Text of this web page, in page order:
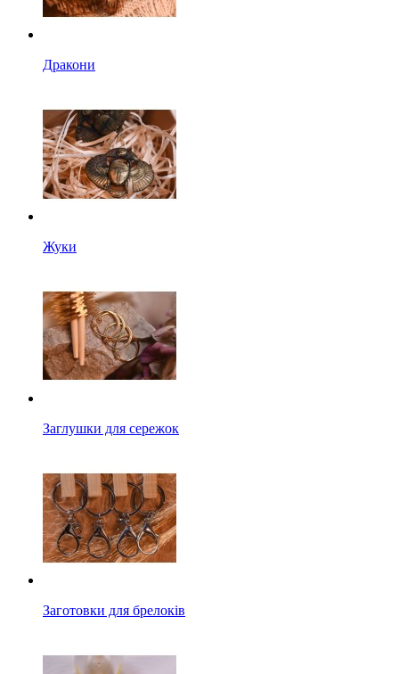
Дракони
Жуки
Заглушки для сережок
Заготовки для брелоків